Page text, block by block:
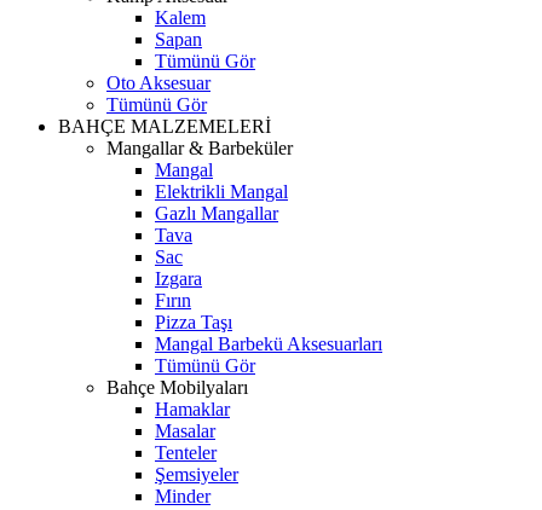
Kalem
Sapan
Tümünü Gör
Oto Aksesuar
Tümünü Gör
BAHÇE MALZEMELERİ
Mangallar & Barbeküler
Mangal
Elektrikli Mangal
Gazlı Mangallar
Tava
Sac
Izgara
Fırın
Pizza Taşı
Mangal Barbekü Aksesuarları
Tümünü Gör
Bahçe Mobilyaları
Hamaklar
Masalar
Tenteler
Şemsiyeler
Minder